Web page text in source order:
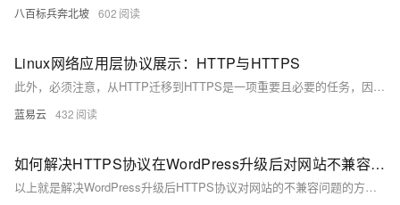
八百标兵奔北坡 602
Linux网络应用层协议展示：HTTP与HTTPS
此外，必须注意，从HTTP迁移到HTTPS是一项重要且必要的任务，因为这不仅关乎用户信息的安全，也有利于你的网站评级和粉丝的信心。在网络世界中，信息的安全就是一切，选择HTTPS，让您的网站更加安全，使您的用户满意，也使您感到满意。
蓝易云 432
如何解决HTTPS协议在WordPress升级后对网站不兼容的问题
以上就是解决WordPress升级后HTTPS协议对网站的不兼容问题的方法。希望能把这个棘手的问题看成是学校的管理问题一样来应对，将复杂的技术问题变得更加有趣和形象，并寻觅出解决问题的方式。希望你的网站能在新的学期得到更好的发展！